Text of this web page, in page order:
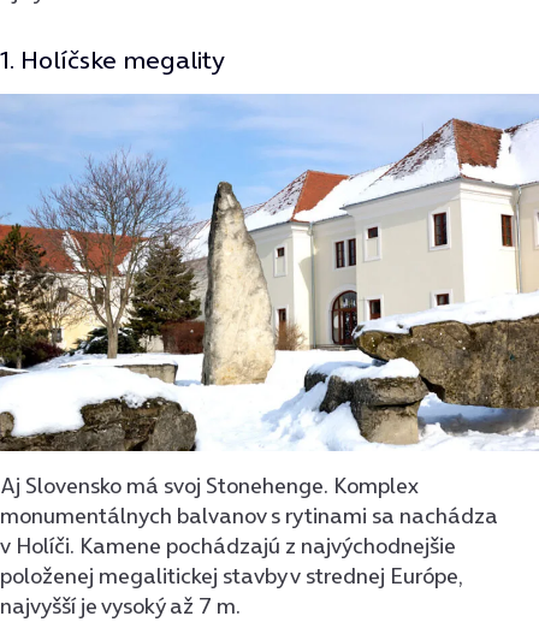
1. Holíčske megality
Aj Slovensko má svoj Stonehenge. Komplex
monumentálnych balvanov s rytinami sa nachádza
v Holíči. Kamene pochádzajú z najvýchodnejšie
položenej megalitickej stavby v strednej Európe,
najvyšší je vysoký až 7 m.